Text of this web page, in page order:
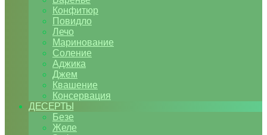
Конфитюр
Повидло
Лечо
Маринование
Соление
Аджика
Джем
Квашение
Консервация
ДЕСЕРТЫ
Безе
Желе